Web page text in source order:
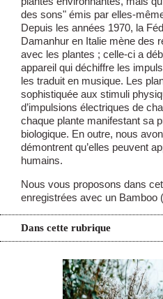
des sons" émis par elles-
Depuis les années 1970, la
Damanhur en Italie mène des
avec les plantes ; celle-ci a
appareil qui déchiffre les
les traduit en musique. Les
sophistiquée aux stimuli
d’impulsions électriques de
chaque plante manifestant sa
biologique. En outre, nous
démontrent qu’elles peuvent
humains.
Nous vous proposons dans
enregistrées avec un Bamboo
Dans cette rubrique